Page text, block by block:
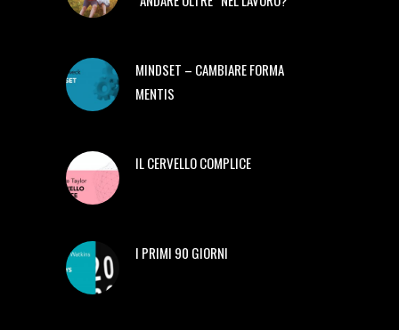
MINDSET – CAMBIARE FORMA
MENTIS
IL CERVELLO COMPLICE
I PRIMI 90 GIORNI